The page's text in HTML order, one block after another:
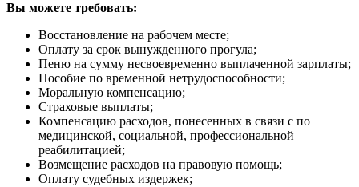
Вы можете требовать:
Восстановление на рабочем месте;
Оплату за срок вынужденного прогула;
Пеню на сумму несвоевременно выплаченной зарплаты;
Пособие по временной нетрудоспособности;
Моральную компенсацию;
Страховые выплаты;
Компенсацию расходов, понесенных в связи с по
медицинской, социальной, профессиональной
реабилитацией;
Возмещение расходов на правовую помощь;
Оплату судебных издержек;